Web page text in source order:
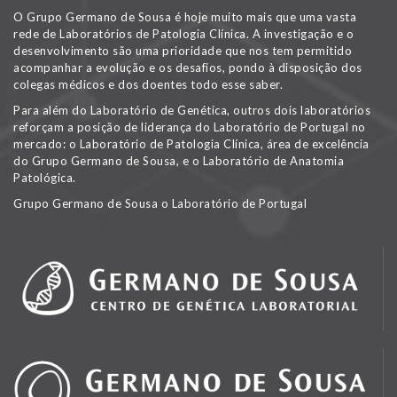
O Grupo Germano de Sousa é hoje muito mais que uma vasta
rede de Laboratórios de Patologia Clínica. A investigação e o
desenvolvimento são uma prioridade que nos tem permitido
acompanhar a evolução e os desafios, pondo à disposição dos
colegas médicos e dos doentes todo esse saber.
Para além do Laboratório de Genética, outros dois laboratórios
reforçam a posição de liderança do Laboratório de Portugal no
mercado: o Laboratório de Patologia Clínica, área de excelência
do Grupo Germano de Sousa, e o Laboratório de Anatomia
Patológica.
Grupo Germano de Sousa o Laboratório de Portugal